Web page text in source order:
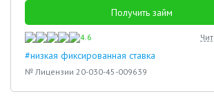
Получить займ
4.6
#низкая фиксированная ставка
№ Лицензии 20-030-45-009639